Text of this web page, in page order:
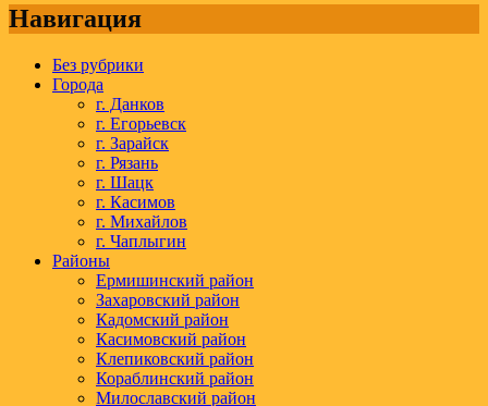
Навигация
Без рубрики
Города
г. Данков
г. Егорьевск
г. Зарайск
г. Рязань
г. Шацк
г. Касимов
г. Михайлов
г. Чаплыгин
Районы
Ермишинский район
Захаровский район
Кадомский район
Касимовский район
Клепиковский район
Кораблинский район
Милославский район